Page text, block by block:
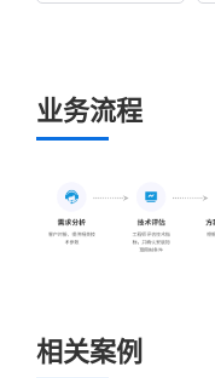
业务流程
相关案例